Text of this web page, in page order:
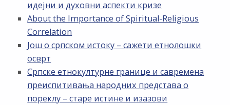
идејни и духовни аспекти кризе
About the Importance of Spiritual-Religious
Correlation
Још о српском истоку – сажети етнолошки
осврт
Српске етнокултурне границе и савремена
преиспитивања народних представа о
пореклу – старе истине и изазови